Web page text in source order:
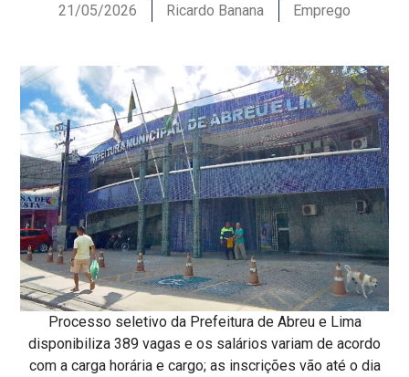
21/05/2026 Ricardo Banana Emprego
Processo seletivo da Prefeitura de Abreu e Lima
disponibiliza 389 vagas e os salários variam de acordo
com a carga horária e cargo; as inscrições vão até o dia